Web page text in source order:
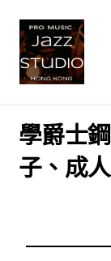
學爵士
子、成